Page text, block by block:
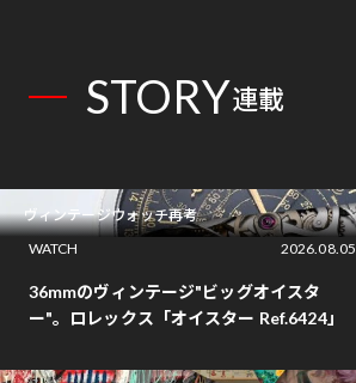
STORY連載
ヴィンテージウォッチ再考
WATCH
2026.08.05
36mmのヴィンテージ"ビッグオイスタ
ー"。ロレックス「オイスター Ref.6424」